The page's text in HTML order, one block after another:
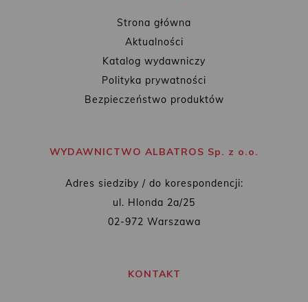
Strona główna
Aktualności
Katalog wydawniczy
Polityka prywatności
Bezpieczeństwo produktów
WYDAWNICTWO ALBATROS Sp. z o.o.
Adres siedziby / do korespondencji:
ul. Hlonda 2a/25
02-972 Warszawa
KONTAKT